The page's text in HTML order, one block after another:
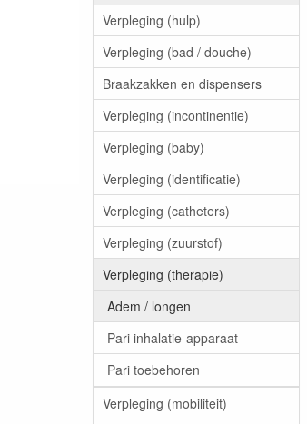
Verpleging (hulp)
Verpleging (bad / douche)
Braakzakken en dispensers
Verpleging (incontinentie)
Verpleging (baby)
Verpleging (identificatie)
Verpleging (catheters)
Verpleging (zuurstof)
Verpleging (therapie)
Adem / longen
Pari inhalatie-apparaat
Pari toebehoren
Verpleging (mobiliteit)